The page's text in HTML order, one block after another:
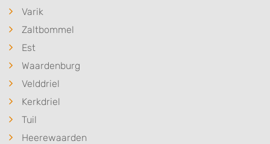
Varik
Zaltbommel
Est
Waardenburg
Velddriel
Kerkdriel
Tuil
Heerewaarden